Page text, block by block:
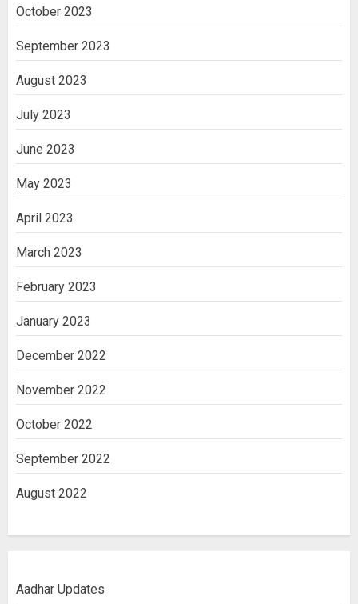
October 2023
September 2023
August 2023
July 2023
June 2023
May 2023
April 2023
March 2023
February 2023
January 2023
December 2022
November 2022
October 2022
September 2022
August 2022
Aadhar Updates